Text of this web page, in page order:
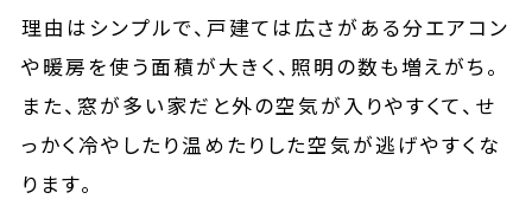
理由はシンプルで、戸建ては広さがある分エアコン
や暖房を使う面積が大きく、照明の数も増えがち。
また、窓が多い家だと外の空気が入りやすくて、せ
っかく冷やしたり温めたりした空気が逃げやすくな
ります。